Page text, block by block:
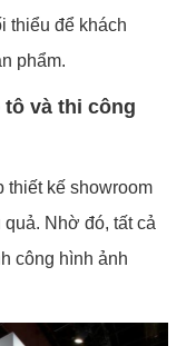
thiểu để khách
phẩm.
và thi công
thiết kế showroom
Nhờ đó, tất cả
công hình ảnh